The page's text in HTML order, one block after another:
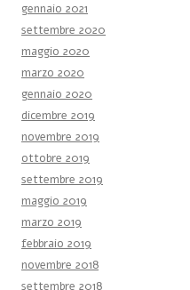
gennaio 2021
settembre 2020
maggio 2020
marzo 2020
gennaio 2020
dicembre 2019
novembre 2019
ottobre 2019
settembre 2019
maggio 2019
marzo 2019
febbraio 2019
novembre 2018
settembre 2018